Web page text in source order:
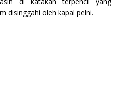
disinggahi oleh kapal pelni.